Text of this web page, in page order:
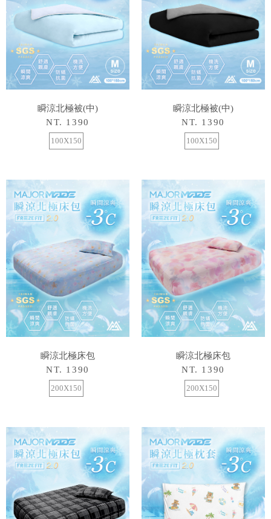
瞬涼北極被(中)
NT. 1390
100X150
瞬涼北極被(中)
NT. 1390
100X150
瞬涼北極床包
NT. 1390
200X150
瞬涼北極床包
NT. 1390
200X150